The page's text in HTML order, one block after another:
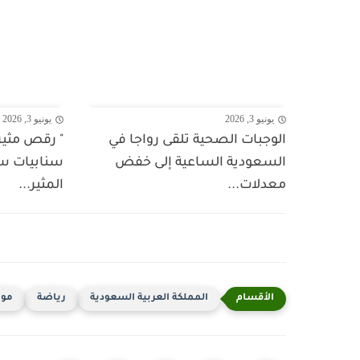
يونيو 3, 2026
الوجبات الصحية تلقى رواجا في
السعودية الساعية إلى خفض
معدلات...
يونيو 3, 2026
" رقص
سنابيات
المثير...
المملكة العربية السعودية رياضة